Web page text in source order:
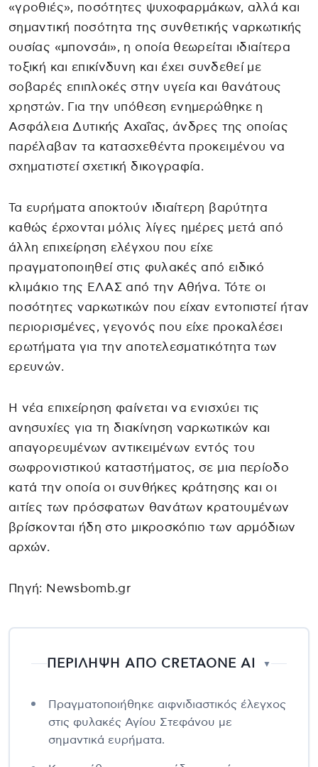
«γροθιές», ποσότητες ψυχοφαρμάκων, αλλά και
σημαντική ποσότητα της συνθετικής ναρκωτικής
ουσίας «μπονσάι», η οποία θεωρείται ιδιαίτερα
τοξική και επικίνδυνη και έχει συνδεθεί με
σοβαρές επιπλοκές στην υγεία και θανάτους
χρηστών. Για την υπόθεση ενημερώθηκε η
Ασφάλεια Δυτικής Αχαΐας, άνδρες της οποίας
παρέλαβαν τα κατασχεθέντα προκειμένου να
σχηματιστεί σχετική δικογραφία.
Τα ευρήματα αποκτούν ιδιαίτερη βαρύτητα
καθώς έρχονται μόλις λίγες ημέρες μετά από
άλλη επιχείρηση ελέγχου που είχε
πραγματοποιηθεί στις φυλακές από ειδικό
κλιμάκιο της ΕΛΑΣ από την Αθήνα. Τότε οι
ποσότητες ναρκωτικών που είχαν εντοπιστεί ήταν
περιορισμένες, γεγονός που είχε προκαλέσει
ερωτήματα για την αποτελεσματικότητα των
ερευνών.
Η νέα επιχείρηση φαίνεται να ενισχύει τις
ανησυχίες για τη διακίνηση ναρκωτικών και
απαγορευμένων αντικειμένων εντός του
σωφρονιστικού καταστήματος, σε μια περίοδο
κατά την οποία οι συνθήκες κράτησης και οι
αιτίες των πρόσφατων θανάτων κρατουμένων
βρίσκονται ήδη στο μικροσκόπιο των αρμόδιων
αρχών.
Πηγή: Newsbomb.gr
ΠΕΡΙΛΗΨΗ ΑΠΟ CRETAONE AI ▼
Πραγματοποιήθηκε αιφνιδιαστικός έλεγχος
στις φυλακές Αγίου Στεφάνου με
σημαντικά ευρήματα.